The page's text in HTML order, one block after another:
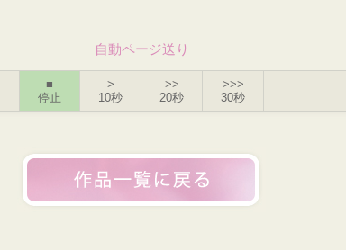
自動ページ送り
■
停止
>
10秒
>>
20秒
>>>
30秒